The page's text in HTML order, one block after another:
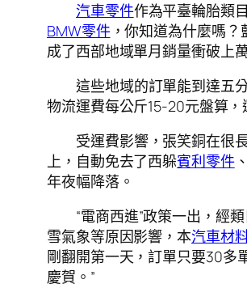
汽車零件作為平臺輪胎類
BMW零件，你知道為什麼嗎？
成了西部地域單月銷量衝破上
這些地域的訂單能到達五
物流運費每公斤15-20元盤算
受運費影響，張笑銅在很
上，自動免去了西躲賓利零件
年夜幅降落。
“電商西進”政策一出，經
雪氣象等原因影響，本汽車材
剛翻開第一天，訂單只要30多
慶賀。”